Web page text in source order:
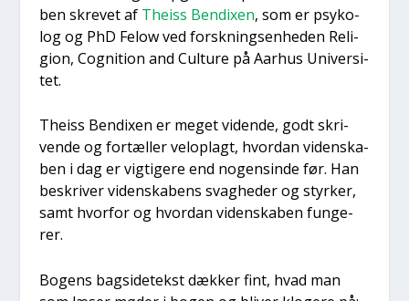
ben skre­vet af Thei­ss Ben­dixen, som er psy­ko­
log og PhD Felow ved forsk­nings­en­he­den Reli­
gion, Cog­ni­tion and Cul­tu­re på Aar­hus Uni­ver­si­
tet.
Thei­ss Ben­dixen er meget viden­de, godt skri­
ven­de og for­tæl­ler vel­o­p­lagt, hvor­dan viden­ska­
ben i dag er vig­ti­ge­re end nogen­sin­de før. Han
beskri­ver viden­ska­bens svag­he­der og styr­ker,
samt hvor­for og hvor­dan viden­ska­ben fun­ge­
rer.
Bogens bag­si­de­tekst dæk­ker fint, hvad man